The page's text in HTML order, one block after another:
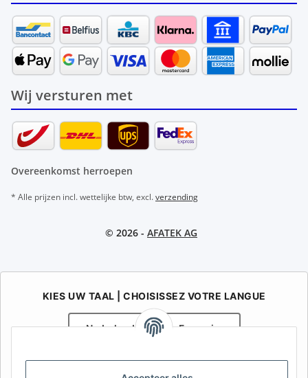
Wij versturen met
Overeenkomst herroepen
* Alle prijzen incl. wettelijke btw, excl.verzending
© 2026 - AFATEK AG
KIES UW TAAL | CHOISISSEZ VOTRE LANGUE
Nederlands Français